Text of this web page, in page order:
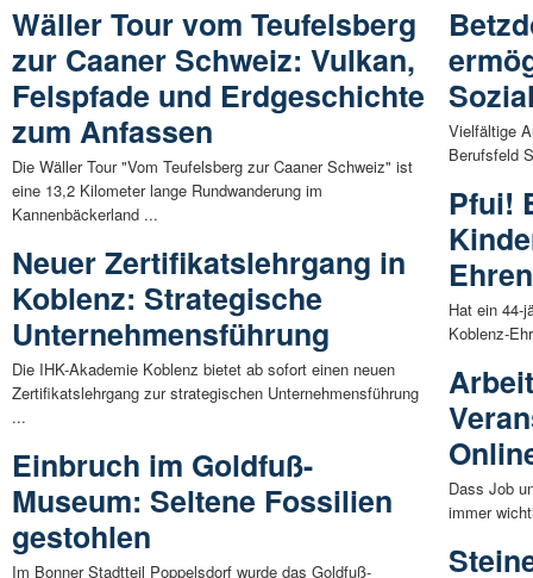
Wäller Tour vom Teufelsberg
zur Caaner Schweiz: Vulkan,
Felspfade und Erdgeschichte
zum Anfassen
Die Wäller Tour "Vom Teufelsberg zur Caaner Schweiz" ist
eine 13,2 Kilometer lange Rundwanderung im
Kannenbäckerland ...
Neuer Zertifikatslehrgang in
Koblenz: Strategische
Unternehmensführung
Die IHK-Akademie Koblenz bietet ab sofort einen neuen
Zertifikatslehrgang zur strategischen Unternehmensführung
...
Einbruch im Goldfuß-
Museum: Seltene Fossilien
gestohlen
Im Bonner Stadtteil Poppelsdorf wurde das Goldfuß-
Vielfältige
Berufsfeld
Pfui!
Hat ein 44-
Koblenz-
Dass Job
immer